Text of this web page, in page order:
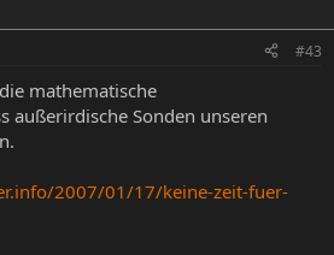
#43
mathematische
außerirdische Sonden unseren
2007/01/17/keine-zeit-fuer-